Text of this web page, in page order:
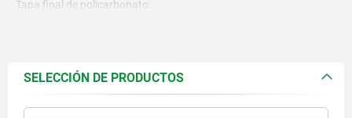
Tapa final de policarbonato.
SELECCIÓN DE PRODUCTOS